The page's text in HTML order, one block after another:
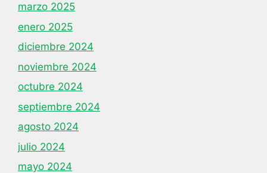
marzo 2025
enero 2025
diciembre 2024
noviembre 2024
octubre 2024
septiembre 2024
agosto 2024
julio 2024
mayo 2024